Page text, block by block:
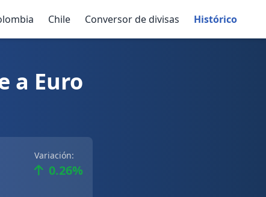
Chile Conversor de divisas Histórico
a Euro
Variación:
0.26%